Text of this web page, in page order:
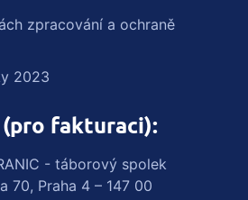
zpracování a ochraně
2023
fakturaci):
- táborový spolek
70, Praha 4 – 147 00